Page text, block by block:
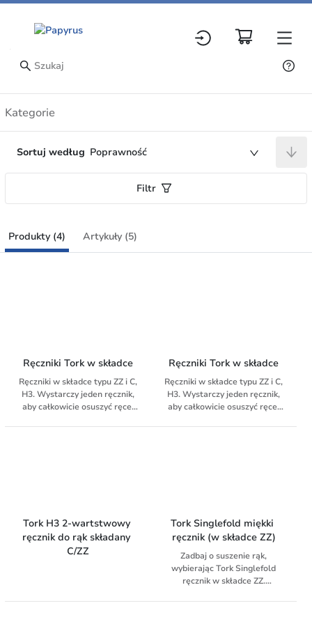
Produkty
Kategorie
Sortuj według Poprawność
Filtr
Produkty (4) Artykuły (5)
Ręczniki Tork w składce
Ręczniki w składce typu ZZ i C,
H3. Wystarczy jeden ręcznik,
aby całkowicie osuszyć ręce.
Ręczniki Tork w składce
Ręczniki w składce typu ZZ i C,
H3. Wystarczy jeden ręcznik,
aby całkowicie osuszyć ręce.
Tork H3 2-wartstwowy
ręcznik do rąk składany
C/ZZ
Tork Singlefold miękki
ręcznik (w składce ZZ)
Zadbaj o suszenie rąk,
wybierając Tork Singlefold
ręcznik w składce ZZ.